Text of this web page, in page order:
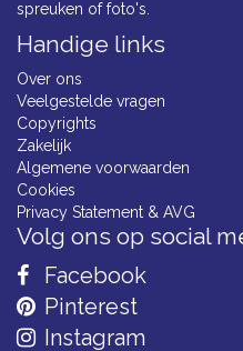
spreuken of foto's.
Handige links
Over ons
Veelgestelde vragen
Copyrights
Zakelijk
Algemene voorwaarden
Cookies
Privacy Statement & AVG
Volg ons op social
Facebook
Pinterest
Instagram